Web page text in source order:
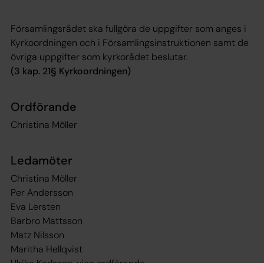
Församlingsrådet ska fullgöra de uppgifter som anges i
Kyrkoordningen och i Församlingsinstruktionen samt de
övriga uppgifter som kyrkorådet beslutar.
(3 kap. 21§ Kyrkoordningen)
Ordförande
Christina Möller
Ledamöter
Christina Möller
Per Andersson
Eva Lersten
Barbro Mattsson
Matz Nilsson
Maritha Hellqvist